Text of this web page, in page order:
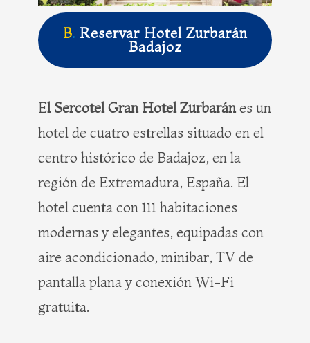
B. Reservar Hotel Zurbarán
Badajoz
El Sercotel Gran Hotel Zurbaránes un
hotel de cuatro estrellas situado en el
centro histórico de Badajoz, en la
región de Extremadura, España. El
hotel cuenta con 111 habitaciones
modernas y elegantes, equipadas con
aire acondicionado, minibar, TV de
pantalla plana y conexión Wi-Fi
gratuita.